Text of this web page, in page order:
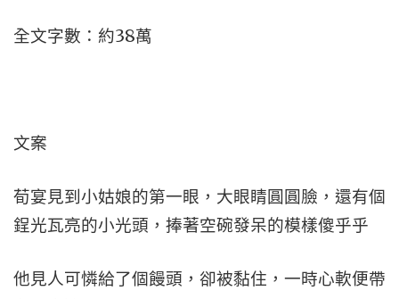
全文字數：約38萬
文案
荀宴見到小姑娘的第一眼，大眼睛圓圓臉，還有個
鋥光瓦亮的小光頭，捧著空碗發呆的模樣傻乎乎
他見人可憐給了個饅頭，卻被黏住，一時心軟便帶